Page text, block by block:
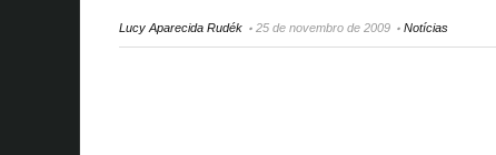
Lucy Aparecida Rudék 25 de novembro de 2009 Notícias